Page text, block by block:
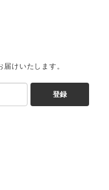
けいたします。
登録